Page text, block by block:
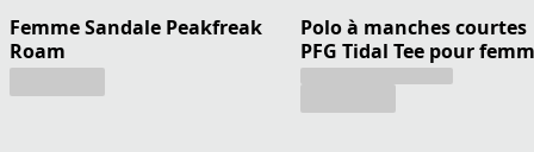
Femme Sandale Peakfreak
Roam
Polo à manches courtes
PFG Tidal Tee pour